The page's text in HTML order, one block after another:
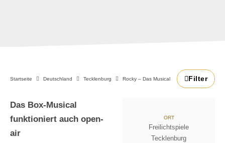
Startseite Deutschland Tecklenburg Rocky – Das Musical Filter
ORT
Freilichtspiele
Tecklenburg
Das Box-Musical
funktioniert auch open-
air